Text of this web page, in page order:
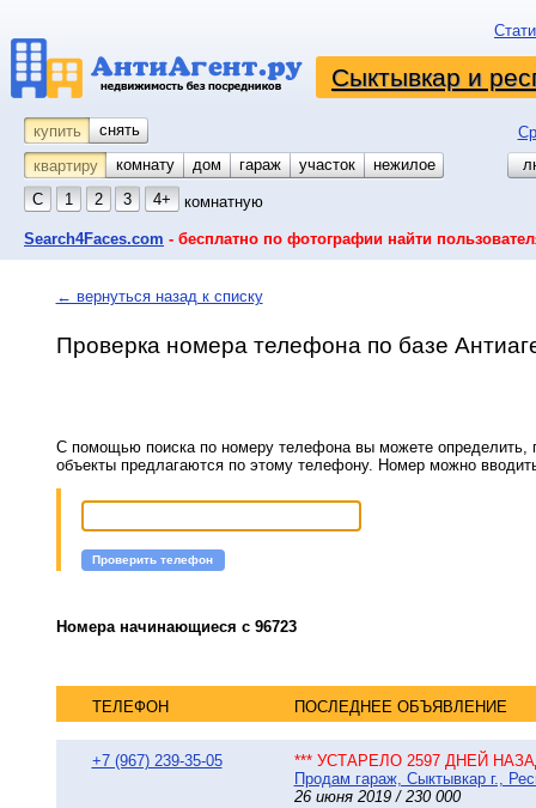
Сыктывкар и
купить снять
квартиру
комнату койко-место
дом гараж участок
нежилое
С
1 2 3 4+ комнатную
Search4Faces.com - бесплатно по фотографии найти
← вернуться назад к списку
Проверка номера телефона по базе
С помощью поиска по номеру телефона вы можете определить,
объекты предлагаются по этому телефону. Номер можно
Проверить телефон
Номера начинающиеся с 96723
ТЕЛЕФОН ПОСЛЕДНЕЕ ОБЪЯВЛЕНИЕ
+7 (967) 239-35-05
*** УСТАРЕЛО 2597 ДНЕЙ
Продам гараж, Сыктывкар г.,
26 июня 2019 / 230 000